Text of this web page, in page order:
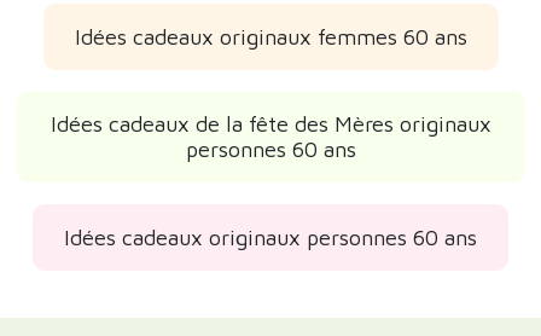
Idées cadeaux originaux femmes 60 ans
Idées cadeaux de la fête des Mères originaux
personnes 60 ans
Idées cadeaux originaux personnes 60 ans